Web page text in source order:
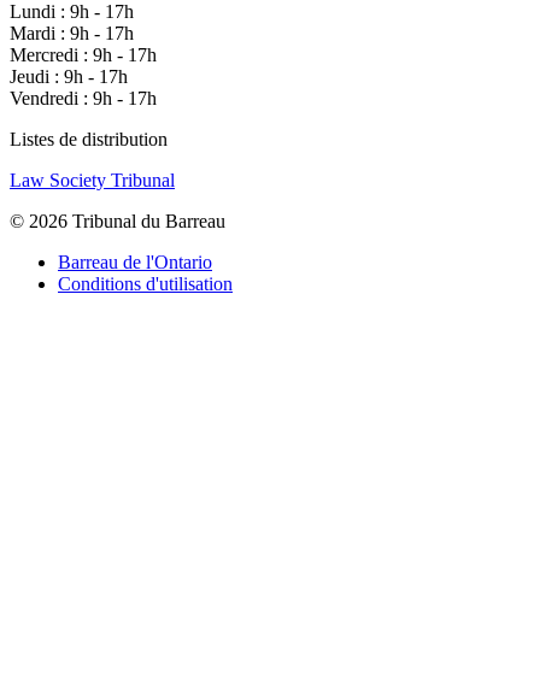
Lundi : 9h - 17h
Mardi : 9h - 17h
Mercredi : 9h - 17h
Jeudi : 9h - 17h
Vendredi : 9h - 17h
Listes de distribution
Law Society Tribunal
© 2026 Tribunal du Barreau
Barreau de l'Ontario
Conditions d'utilisation